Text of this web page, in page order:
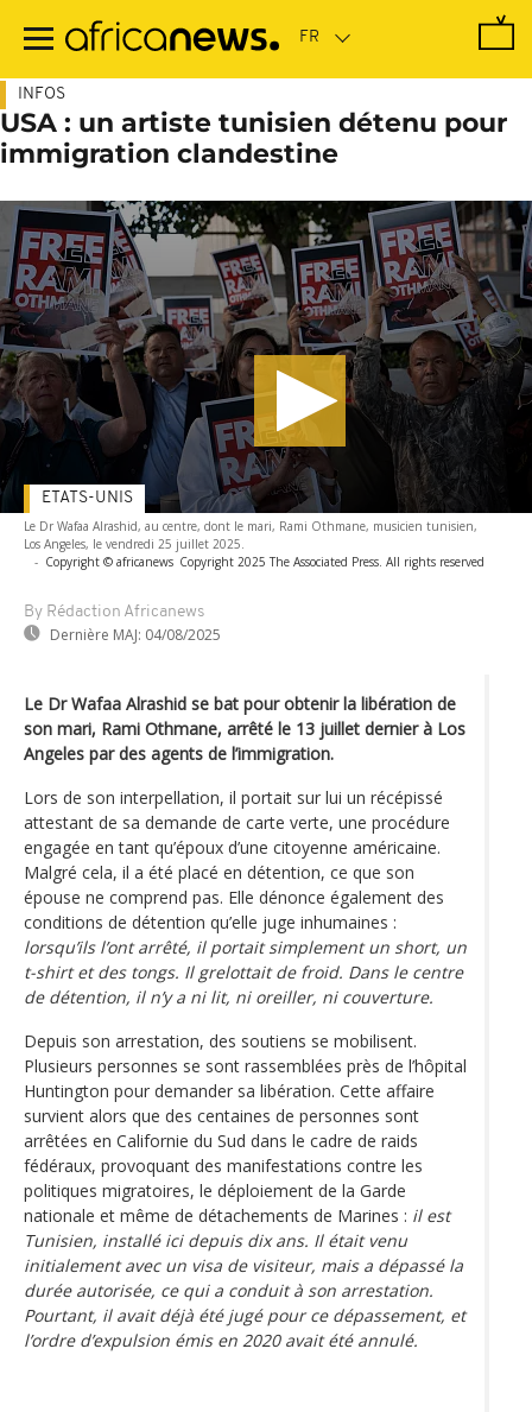
contenu
INFOS
USA : un artiste tunisien détenu pour
immigration clandestine
Le Dr Wafaa Alrashid, au centre, dont le mari, Rami Othmane, musicien tunisien,
Los Angeles, le vendredi 25 juillet 2025.
- Copyright © africanews Copyright 2025 The Associated Press. All rights reserved
By Rédaction Africanews
Dernière MAJ: 04/08/2025
ETATS-UNIS
Le Dr Wafaa Alrashid se bat pour obtenir la libération de
son mari, Rami Othmane, arrêté le 13 juillet dernier à Los
Angeles par des agents de l’immigration.
Lors de son interpellation, il portait sur lui un récépissé
attestant de sa demande de carte verte, une procédure
engagée en tant qu’époux d’une citoyenne américaine.
Malgré cela, il a été placé en détention, ce que son
épouse ne comprend pas. Elle dénonce également des
conditions de détention qu’elle juge inhumaines :
lorsqu’ils l’ont arrêté, il portait simplement un short, un
t-shirt et des tongs. Il grelottait de froid. Dans le centre
de détention, il n’y a ni lit, ni oreiller, ni couverture.
Depuis son arrestation, des soutiens se mobilisent.
Plusieurs personnes se sont rassemblées près de l’hôpital
Huntington pour demander sa libération. Cette affaire
survient alors que des centaines de personnes sont
arrêtées en Californie du Sud dans le cadre de raids
fédéraux, provoquant des manifestations contre les
politiques migratoires, le déploiement de la Garde
nationale et même de détachements de Marines : il est
Tunisien, installé ici depuis dix ans. Il était venu
initialement avec un visa de visiteur, mais a dépassé la
durée autorisée, ce qui a conduit à son arrestation.
Pourtant, il avait déjà été jugé pour ce dépassement, et
l’ordre d’expulsion émis en 2020 avait été annulé.